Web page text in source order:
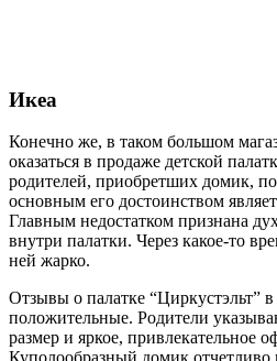
Икеа
Конечно же, в таком большом
оказаться в продаже детской
родителей, приобретших домик,
основным его достоинством
Главным недостатком признана
внутри палатки. Через какое-то
ней жарко.
Отзывы о палатке “Циркустэльт”
положительные. Родители
размер и яркое, привлекательное